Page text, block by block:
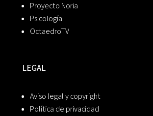
Proyecto Noria
Psicología
OctaedroTV
LEGAL
Aviso legal y copyright
Política de privacidad